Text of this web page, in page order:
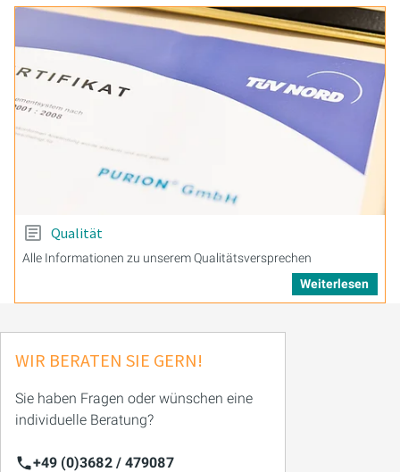
Qualität
Alle Informationen zu unserem Qualitätsversprechen
Weiterlesen
WIR BERATEN SIE GERN!
Sie haben Fragen oder wünschen eine
individuelle Beratung?
+49 (0)3682 / 479087